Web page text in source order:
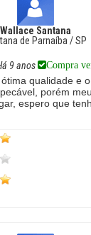
Wallace Santana
de Parnaíba / SP
9 anos Compra
qualidade e o
porém
espero que